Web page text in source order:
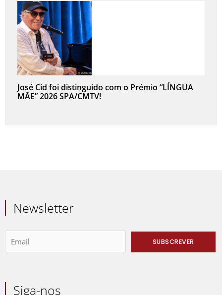
José Cid foi distinguido com o Prémio “LÍNGUA
MÃE” 2026 SPA/CMTV!
Newsletter
Siga-nos